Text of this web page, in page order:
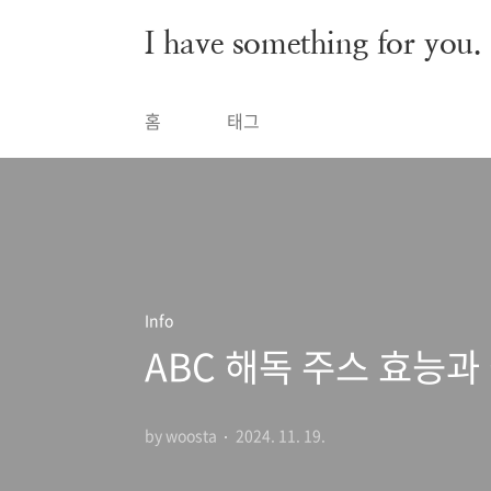
I have something for you.
홈 태그
Info
ABC 해독 주스 효능
by woosta 2024. 11. 19.